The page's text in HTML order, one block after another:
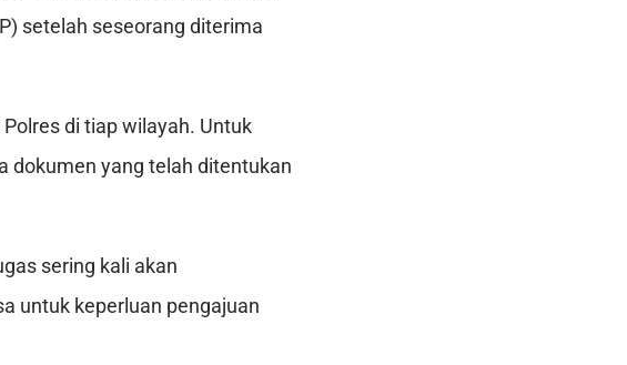
setelah seseorang diterima
di tiap wilayah. Untuk
dokumen yang telah ditentukan
sering kali akan
untuk keperluan pengajuan